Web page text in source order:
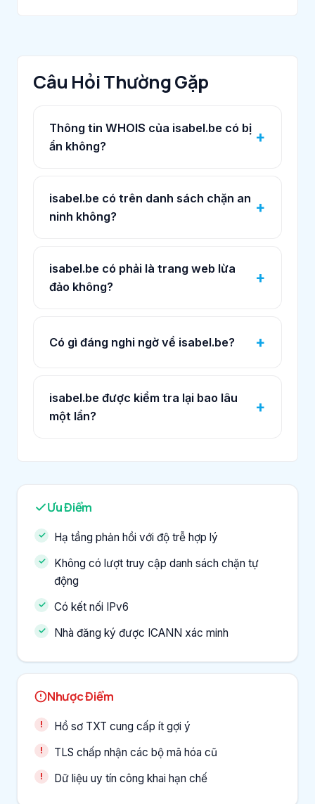
Câu Hỏi Thường Gặp
Thông tin WHOIS của isabel.be có bị
ẩn không?
isabel.be có trên danh sách chặn an
ninh không?
isabel.be có phải là trang web lừa
đảo không?
Có gì đáng nghi ngờ về isabel.be?
isabel.be được kiểm tra lại bao lâu
một lần?
Ưu Điểm
Hạ tầng phản hồi với độ trễ hợp lý
Không có lượt truy cập danh sách chặn tự
động
Có kết nối IPv6
Nhà đăng ký được ICANN xác minh
Nhược Điểm
Hồ sơ TXT cung cấp ít gợi ý
TLS chấp nhận các bộ mã hóa cũ
Dữ liệu uy tín công khai hạn chế